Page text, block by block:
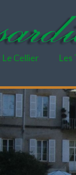
Le Cellier Les